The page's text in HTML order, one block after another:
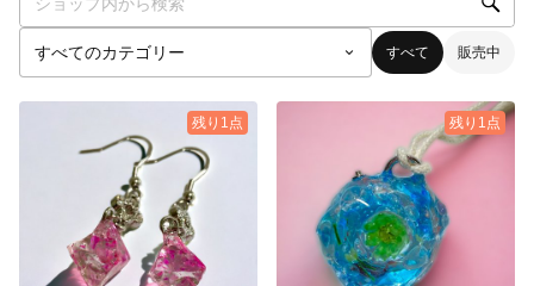
すべて 販売中
残り1点 残り1点